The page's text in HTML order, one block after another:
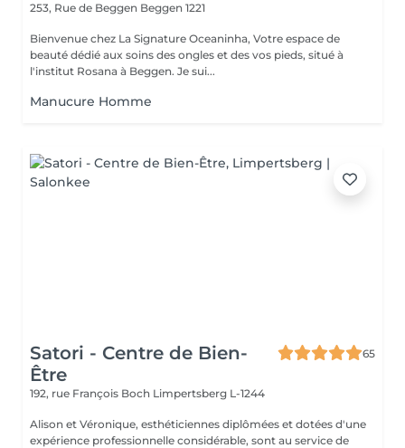
253, Rue de Beggen Beggen 1221
Bienvenue chez La Signature Oceaninha, Votre espace de
beauté dédié aux soins des ongles et des vos pieds, situé à
l'institut Rosana à Beggen. Je sui...
Manucure Homme
Satori - Centre de Bien-
Être
65
192, rue François Boch Limpertsberg L-1244
Alison et Véronique, esthéticiennes diplômées et dotées d'une
expérience professionnelle considérable, sont au service de